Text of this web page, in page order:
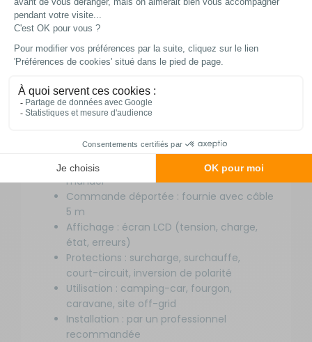
Fonction 1 : convertisseur Pur Sinus –
alimentation stable pour tous appareils
Fonction 2 : chargeur 230V avec courbe
IUoU
automatique)
Compatible : batteries Plomb (AGM, Gel),
Lithium
3000W) : 20A / 40A
Sélecteur de type de batterie : réglage
manuel
Commande déportée : fournie avec câble
5 m
Affichage : écran LCD (tension, charge,
état, erreurs)
Protections : surcharge, surchauffe,
court-circuit, inversion de polarité
Utilisation : camping-car, fourgon,
caravane, site off-grid
Installation : par un professionnel
recommandée